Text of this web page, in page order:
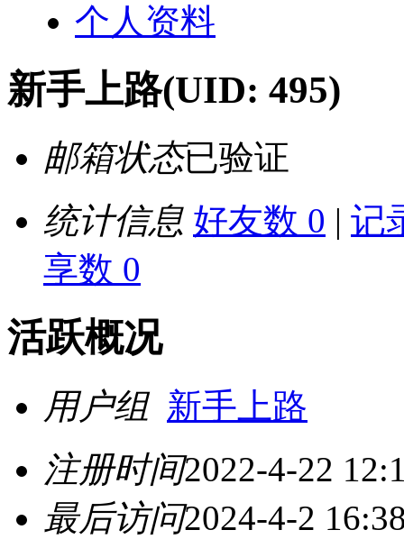
个人资料
新手上路(UID: 495)
邮箱状态已验证
统计信息 好友数 0 | 记
享数 0
活跃概况
用户组 新手上路
注册时间2022-4-22
最后访问2024-4-2